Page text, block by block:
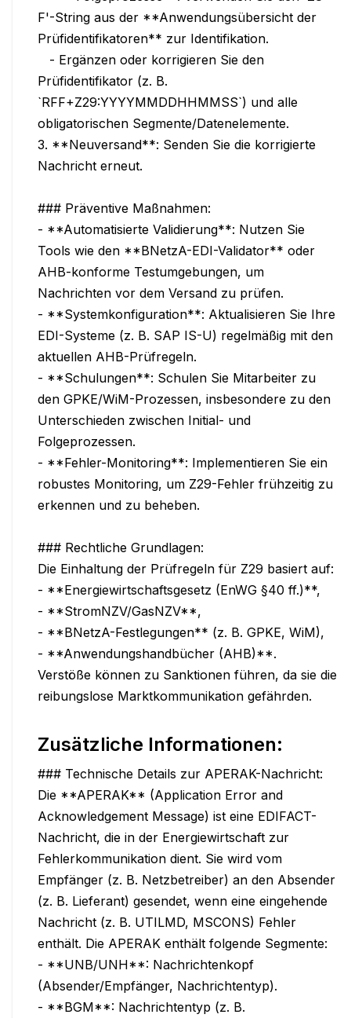
F'-String aus der **Anwendungsübersicht der
Prüfidentifikatoren** zur Identifikation.
Prüfidentifikator (z. B.
`RFF+Z29:YYYYMMDDHHMMSS`) und alle
obligatorischen Segmente/Datenelemente.
3. **Neuversand**: Senden Sie die korrigierte
Nachricht erneut.
### Präventive Maßnahmen:
- **Automatisierte Validierung**: Nutzen Sie
Tools wie den **BNetzA-EDI-Validator** oder
AHB-konforme Testumgebungen, um
Nachrichten vor dem Versand zu prüfen.
- **Systemkonfiguration**: Aktualisieren Sie Ihre
EDI-Systeme (z. B. SAP IS-U) regelmäßig mit den
aktuellen AHB-Prüfregeln.
- **Schulungen**: Schulen Sie Mitarbeiter zu
den GPKE/WiM-Prozessen, insbesondere zu den
Unterschieden zwischen Initial- und
Folgeprozessen.
- **Fehler-Monitoring**: Implementieren Sie ein
robustes Monitoring, um Z29-Fehler frühzeitig zu
erkennen und zu beheben.
### Rechtliche Grundlagen:
Die Einhaltung der Prüfregeln für Z29 basiert auf:
- **Energiewirtschaftsgesetz (EnWG §40 ff.)**,
- **StromNZV/GasNZV**,
- **BNetzA-Festlegungen** (z. B. GPKE, WiM),
- **Anwendungshandbücher (AHB)**.
Verstöße können zu Sanktionen führen, da sie die
reibungslose Marktkommunikation gefährden.
Zusätzliche Informationen:
### Technische Details zur APERAK-Nachricht:
Die **APERAK** (Application Error and
Acknowledgement Message) ist eine EDIFACT-
Nachricht, die in der Energiewirtschaft zur
Fehlerkommunikation dient. Sie wird vom
Empfänger (z. B. Netzbetreiber) an den Absender
(z. B. Lieferant) gesendet, wenn eine eingehende
Nachricht (z. B. UTILMD, MSCONS) Fehler
enthält. Die APERAK enthält folgende Segmente:
- **UNB/UNH**: Nachrichtenkopf
(Absender/Empfänger, Nachrichtentyp).
- **BGM**: Nachrichtentyp (z. B.